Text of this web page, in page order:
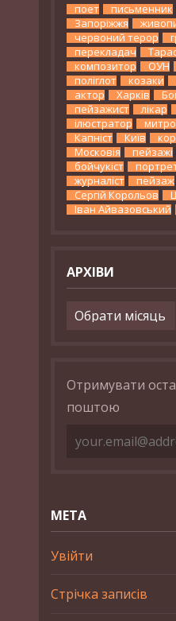
поет письменник
Запоріжжя
червоний терор
перекладач
композитор
ОУН
поліглот
козаки
актор
Харків
пейзажист
лікар
ілюстратор
Капніст
Київ
Московія
пейзажі
бойчукіст
журналіст
пейзаж
Сергій Корольов
Іван Айвазовський
АРХІВИ
Архіви
Отримувати
поштою
МЕТА
Увійти
Стрічка записів